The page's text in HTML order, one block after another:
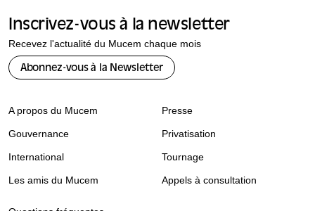
Inscrivez-vous à la newsletter
Recevez l'actualité du Mucem chaque mois
Abonnez-vous à la Newsletter
A propos du Mucem
Gouvernance
International
Les amis du Mucem
Presse
Privatisation
Tournage
Appels à consultation